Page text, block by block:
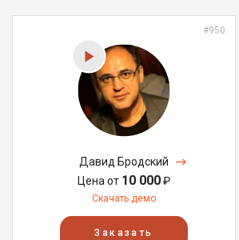
#950
Давид Бродский
Цена от 10 000₽
Скачать демо
Заказать